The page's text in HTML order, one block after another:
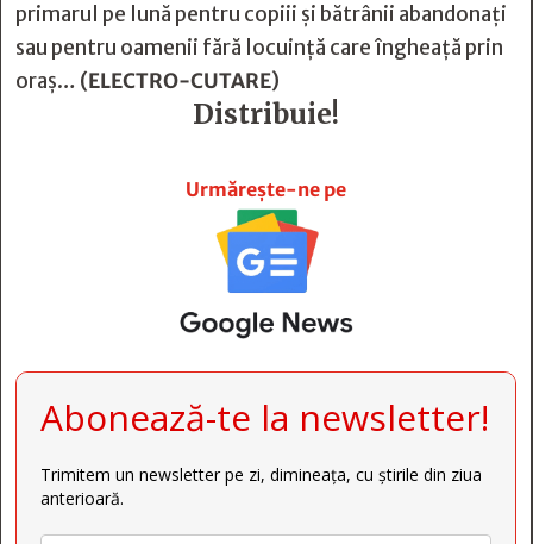
primarul pe lună pentru copiii și bătrânii abandonați
sau pentru oamenii fără locuință care îngheață prin
oraș… (ELECTRO-CUTARE)
Distribuie!
Urmărește-ne pe
Abonează-te la newsletter!
Trimitem un newsletter pe zi, dimineața, cu știrile din ziua
anterioară.